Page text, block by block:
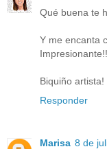
Qué buena te
Y me encanta
Impresionante!!
Biquiño artista!
Responder
Marisa 8 de